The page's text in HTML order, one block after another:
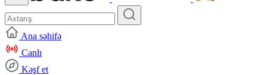
Ana səhifə
Canlı
Kəşf et